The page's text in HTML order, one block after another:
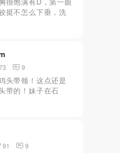
挺不怎么下垂，洗
，整体态度也还不
再刷。
9
头带领！这点还是
带的！妹子在石
。小个子，基本白
了，追求素人感觉
91 9